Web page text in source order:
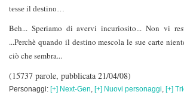
tesse il destino…
Beh... Speriamo di avervi incuriosito... Non vi
...Perchè quando il destino mescola le sue carte
ciò che sembra...
(15737 parole, pubblicata 21/04/08)
Personaggi: [+] Next-Gen, [+] Nuovi personaggi, [+]